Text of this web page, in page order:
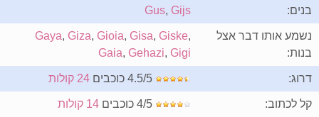
בנים:
Gus ,Gijs
נשמע אותו דבר אצל
בנות:
Gaya ,Giza ,Gioia ,Gisa ,Giske
Gaia ,Gehazi ,Gigi
דרוג: 4.5/5 כוכבים 24 קולות
קל לכתוב: 4/5 כוכבים 14 קולות